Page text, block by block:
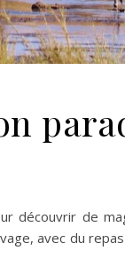
découvrir de
avec du